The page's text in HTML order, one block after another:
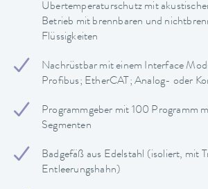
Übertemperaturschutz mit
Betrieb mit brennbaren und
Flüssigkeiten
Nachrüstbar mit einem Interface
Profibus; EtherCAT; Analog- oder
Programmgeber mit 100 Programm
Segmenten
Badgefäß aus Edelstahl (isoliert, mit
Entleerungshahn)